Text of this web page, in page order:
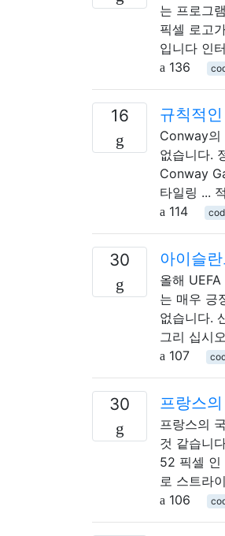
는 프로그
픽셀 로고
입니다 인
136
16 규칙적
Conway의
없습니다.
Conway
타일링 ...
114
30 아이슬
올해
는 매우 긍
없습니다.
그리 십시
107
30 프랑스
프랑스의
것 같습니
52 픽셀 인
로 스트라
106